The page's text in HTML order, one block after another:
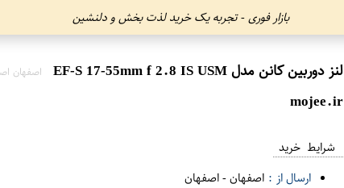
بازار فوری - تجربه یک خرید لذت بخش و دلنشین
لنز دوربین کانن مدل EF-S 17-55mm f 2.8 IS USM اصفهان
mojee.ir
شرایط خرید
ارسال از : اصفهان-اصفهان